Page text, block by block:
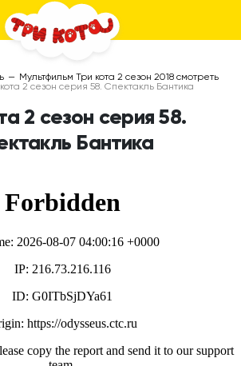
— Мультфильм Три кота 2 сезон 2018 смотреть
2 сезон серия 58. Спектакль Бантика
2 сезон серия 58.
Бантика